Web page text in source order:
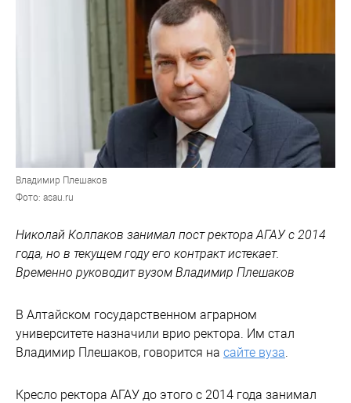
Владимир Плешаков
Фото: asau.ru
Николай Колпаков занимал пост ректора АГАУ с 2014
года, но в текущем году его контракт истекает.
Временно руководит вузом Владимир Плешаков
В Алтайском государственном аграрном
университете назначили врио ректора. Им стал
Владимир Плешаков, говорится на сайте вуза
Кресло ректора АГАУ до этого с 2014 года занимал